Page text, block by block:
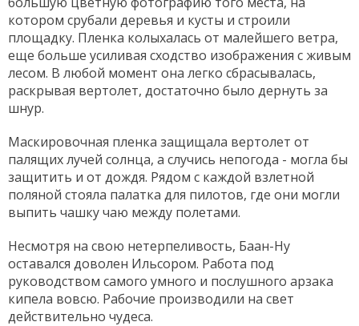
котором срубали деревья и кусты и строили
площадку. Пленка колыхалась от малейшего ветра,
еще больше усиливая сходство изображения с живым
лесом. В любой момент она легко сбрасывалась,
раскрывая вертолет, достаточно было дернуть за
шнур.
Маскировочная пленка защищала вертолет от
палящих лучей солнца, а случись непогода - могла бы
защитить и от дождя. Рядом с каждой взлетной
поляной стояла палатка для пилотов, где они могли
выпить чашку чаю между полетами.
Несмотря на свою нетерпеливость, Баан-Ну
оставался доволен Ильсором. Работа под
руководством самого умного и послушного арзака
кипела вовсю. Рабочие производили на свет
действительно чудеса.